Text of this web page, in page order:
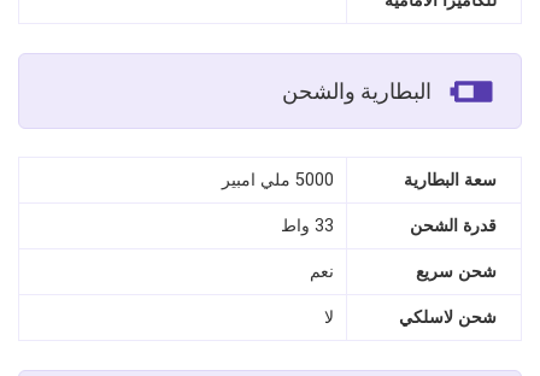
البطارية والشحن
سعة البطارية 5000 ملي امبير
قدرة الشحن 33 واط
شحن سريع نعم
شحن لاسلكي لا